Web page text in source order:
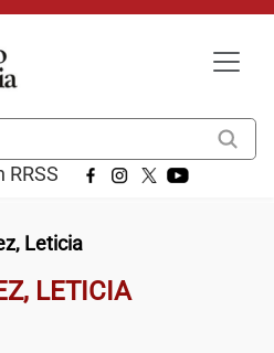
RRSS
Leticia
LETICIA